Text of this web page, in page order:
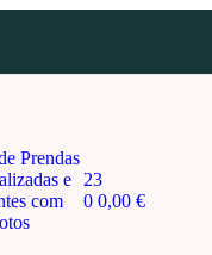
23
0 0,00 €